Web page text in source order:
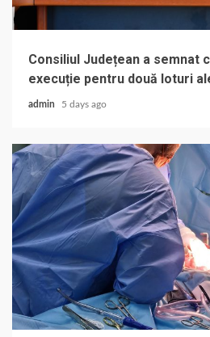
Consiliul Județean a semnat
execuție pentru două loturi
admin 5 days ago